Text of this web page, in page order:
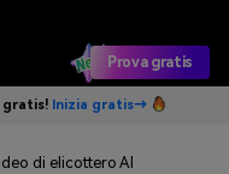
Prova gratis
gratis! Inizia gratis→
di elicottero AI